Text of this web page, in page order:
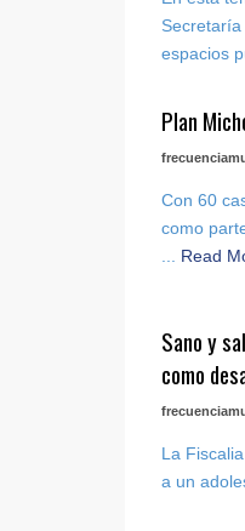
espacios
Plan
Con 60
como
... Read
Sano y
como
La
a un